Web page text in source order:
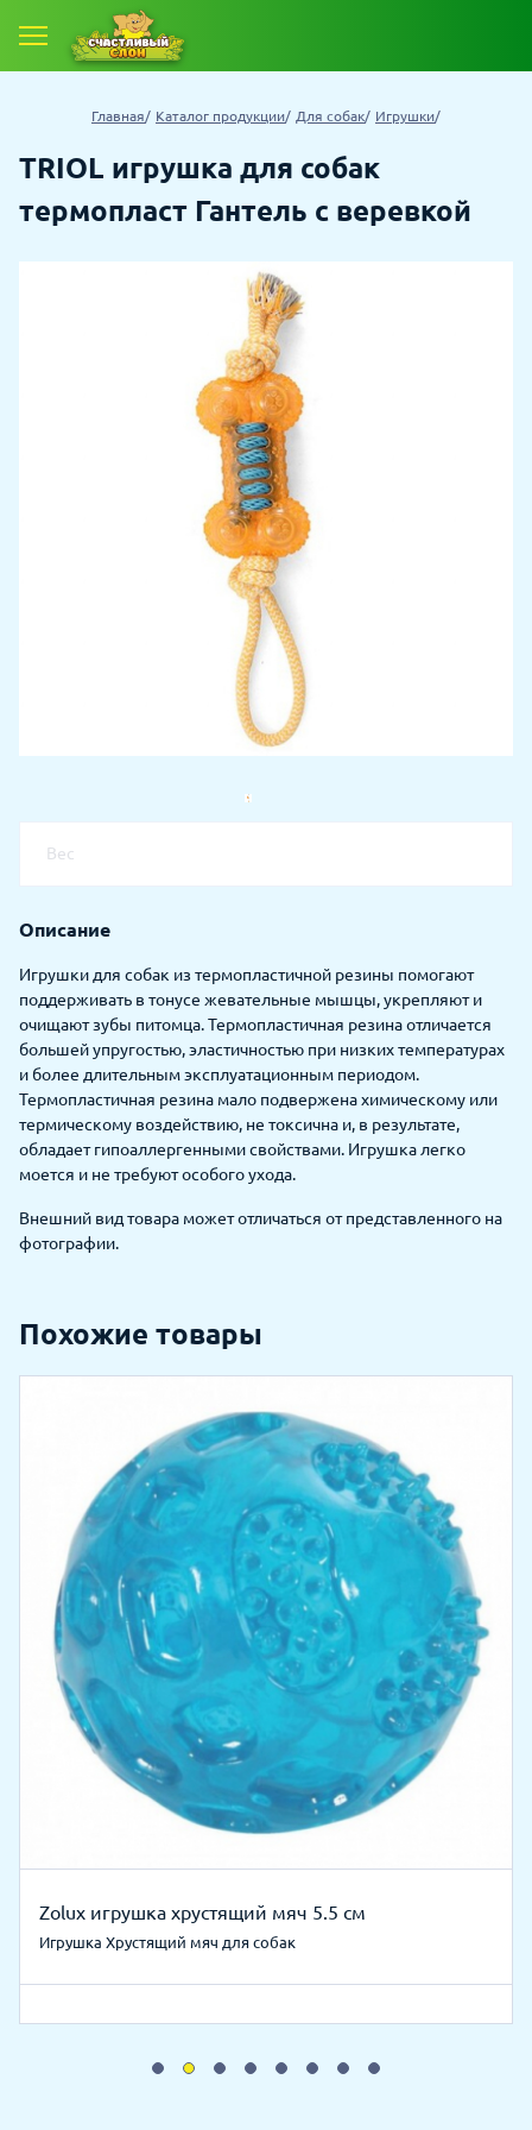
Главная Каталог продукции Для собак Игрушки
TRIOL игрушка для собак
термопласт Гантель с веревкой
Вес
Описание
Игрушки для собак из термопластичной резины помогают
поддерживать в тонусе жевательные мышцы, укрепляют и
очищают зубы питомца. Термопластичная резина отличается
большей упругостью, эластичностью при низких температурах
и более длительным эксплуатационным периодом.
Термопластичная резина мало подвержена химическому или
термическому воздействию, не токсична и, в результате,
обладает гипоаллергенными свойствами. Игрушка легко
моется и не требуют особого ухода.
Внешний вид товара может отличаться от представленного на
фотографии.
Похожие товары
Zolux игрушка хрустящий мяч 5.5 см
Игрушка Хрустящий мяч для собак